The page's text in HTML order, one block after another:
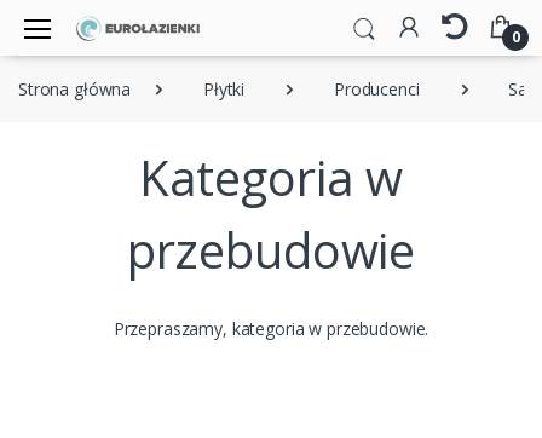
0
Strona główna Płytki Producenci
Kategoria w
przebudowie
Przepraszamy, kategoria w przebudowie.